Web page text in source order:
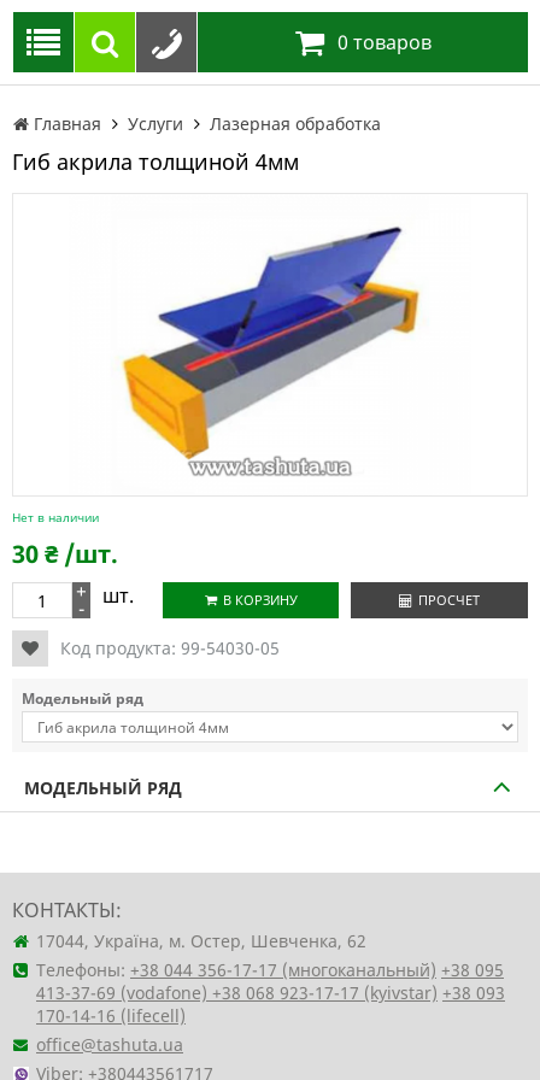
0 товаров
Главная Услуги Лазерная обработка
Гиб акрила толщиной 4мм
Нет в наличии
30₴ /шт.
+
- шт. В КОРЗИНУ ПРОСЧЕТ
Код продукта: 99-54030-05
Модельный ряд
МОДЕЛЬНЫЙ РЯД
КОНТАКТЫ:
17044, Україна, м. Остер, Шевченка, 62
Телефоны: +38 044 356-17-17 (многоканальный) +38 095
413-37-69 (vodafone) +38 068 923-17-17 (kyivstar) +38 093
170-14-16 (lifecell)
office@tashuta.ua
Viber: +380443561717